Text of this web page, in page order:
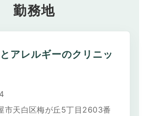
勤務地
アレルギーのクリニッ
市天白区梅が丘5丁目2603番